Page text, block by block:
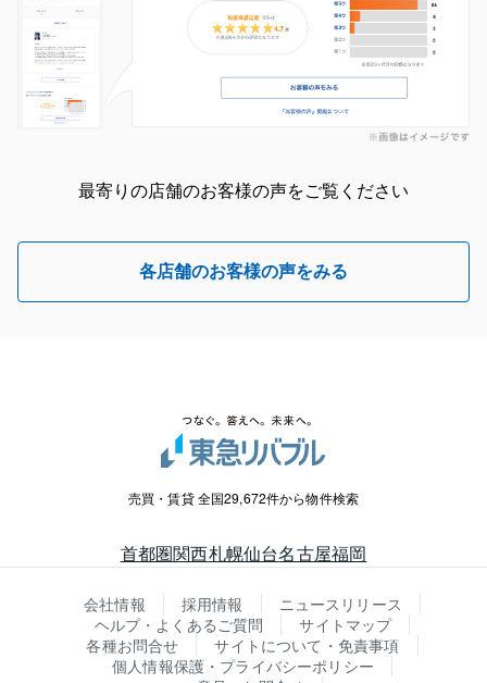
最寄りの店舗のお客様の声をご覧ください
各店舗のお客様の声をみる
売買・賃貸 全国29,672件から物件検索
首都圏関西札幌仙台名古屋福岡
会社情報 採用情報
ニュースリリース
ヘルプ・よくあるご質問
サイトマップ
各種お問合せ
サイトについて・免責事項
個人情報保護・プライバシーポリシー